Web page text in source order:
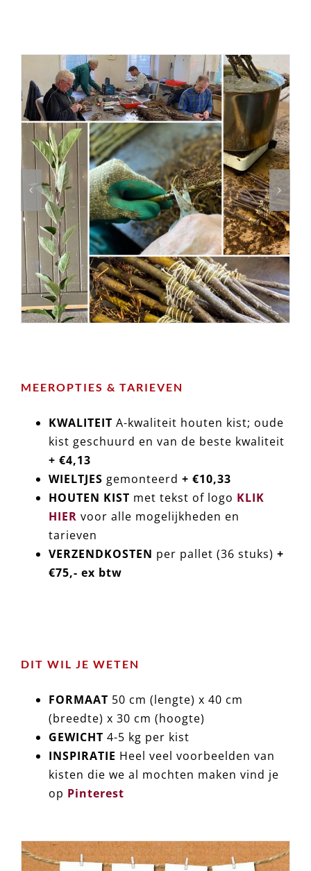
MEEROPTIES & TARIEVEN
KWALITEIT A-kwaliteit houten kist; oude
kist geschuurd en van de beste kwaliteit
+ €4,13
WIELTJES gemonteerd + €10,33
HOUTEN KIST met tekst of logo KLIK
HIER voor alle mogelijkheden en
tarieven
VERZENDKOSTEN per pallet (36 stuks) +
€75,- ex btw
DIT WIL JE WETEN
FORMAAT 50 cm (lengte) x 40 cm
(breedte) x 30 cm (hoogte)
GEWICHT 4-5 kg per kist
INSPIRATIE Heel veel voorbeelden van
kisten die we al mochten maken vind je
op Pinterest